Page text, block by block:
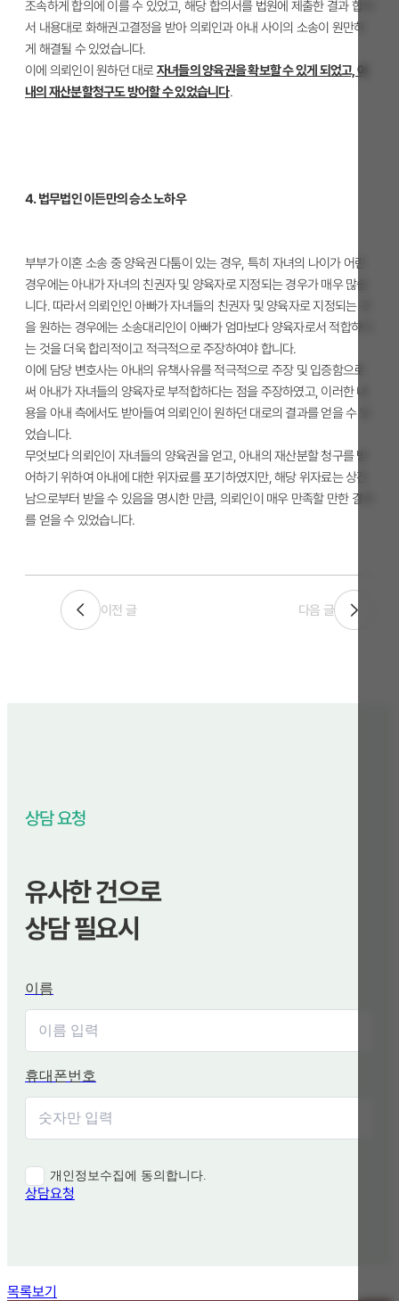
조속하게 합의에 이를 수 있었고, 해당 합의서를 법원에 제출한 결과 합의
서 내용대로 화해권고결정을 받아 의뢰인과 아내 사이의 소송이 원만하
게 해결될 수 있었습니다.
이에 의뢰인이 원하던 대로자녀들의 양육권을 확보할 수 있게 되었고, 아
내의 재산분할청구도 방어할 수 있었습니다.
4. 법무법인 이든만의 승소 노하우
부부가 이혼 소송 중 양육권 다툼이 있는 경우, 특히 자녀의 나이가 어린
경우에는 아내가 자녀의 친권자 및 양육자로 지정되는 경우가 매우 많습
니다. 따라서 의뢰인인 아빠가 자녀들의 친권자 및 양육자로 지정되는 것
을 원하는 경우에는 소송대리인이 아빠가 엄마보다 양육자로서 적합하다
는 것을 더욱 합리적이고 적극적으로 주장하여야 합니다.
이에 담당 변호사는 아내의 유책사유를 적극적으로 주장 및 입증함으로
써 아내가 자녀들의 양육자로 부적합하다는 점을 주장하였고, 이러한 내
용을 아내 측에서도 받아들여 의뢰인이 원하던 대로의 결과를 얻을 수 있
었습니다.
무엇보다 의뢰인이 자녀들의 양육권을 얻고, 아내의 재산분할 청구를 방
어하기 위하여 아내에 대한 위자료를 포기하였지만, 해당 위자료는 상간
남으로부터 받을 수 있음을 명시한 만큼, 의뢰인이 매우 만족할 만한 결과
를 얻을 수 있었습니다.
이전 글 다음 글
상담 요청
유사한 건으로
상담 필요시
이름
휴대폰번호
개인정보수집에 동의합니다.
상담요청
목록보기